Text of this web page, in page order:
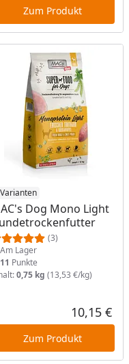
Zum Produkt
Dog Mono Light
(3)
am Lager
Am Lager
11 Punkte
0,75 kg (13,53 €/kg)
10,15 €
Zum Produkt